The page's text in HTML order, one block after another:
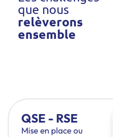
que nous
relèverons
ensemble
QSE - RSE
Mise en place ou